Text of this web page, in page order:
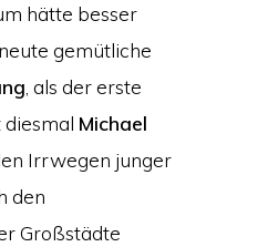
hätte besser
gemütliche
, als der erste
diesmal Michael
Irrwegen junger
den
Großstädte